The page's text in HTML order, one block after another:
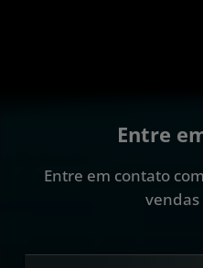
Entre
Entre em contato
vendas